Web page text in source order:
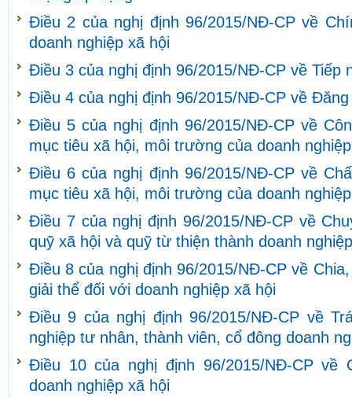
Điều 2 của nghị định 96/2015/NĐ-CP về
doanh nghiệp xã hội
Điều 3 của nghị định 96/2015/NĐ-CP về Tiếp
Điều 4 của nghị định 96/2015/NĐ-CP về
Điều 5 của nghị định 96/2015/NĐ-CP về
mục tiêu xã hội, môi trường của doanh
Điều 6 của nghị định 96/2015/NĐ-CP về
mục tiêu xã hội, môi trường của doanh
Điều 7 của nghị định 96/2015/NĐ-CP về
quỹ xã hội và quỹ từ thiện thành doanh
Điều 8 của nghị định 96/2015/NĐ-CP về
giải thể đối với doanh nghiệp xã hội
Điều 9 của nghị định 96/2015/NĐ-CP về
nghiệp tư nhân, thành viên, cổ đông doanh
Điều 10 của nghị định 96/2015/NĐ-CP về
doanh nghiệp xã hội